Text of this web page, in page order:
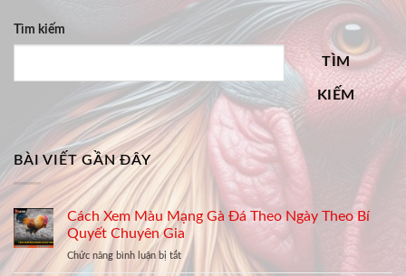
Tìm kiếm
TÌM
KIẾM
BÀI VIẾT GẦN ĐÂY
Cách Xem Màu Mạng Gà Đá Theo Ngày Theo Bí
Quyết Chuyên Gia
Chức năng bình luận bị tắtở
Cách